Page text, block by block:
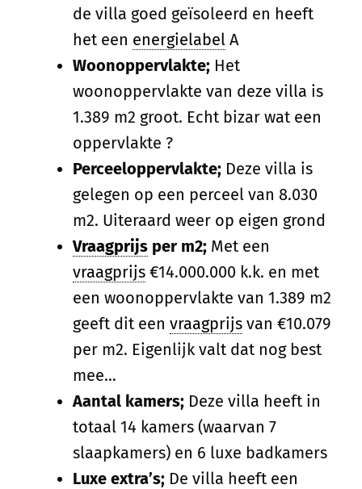
de villa goed geïsoleerd en heeft
het een energielabel A
Woonoppervlakte; Het
woonoppervlakte van deze villa is
1.389 m2 groot. Echt bizar wat een
oppervlakte ?
Perceeloppervlakte; Deze villa is
gelegen op een perceel van 8.030
m2. Uiteraard weer op eigen grond
Vraagprijs per m2; Met een
vraagprijs €14.000.000 k.k. en met
een woonoppervlakte van 1.389 m2
geeft dit een vraagprijs van €10.079
per m2. Eigenlijk valt dat nog best
mee…
Aantal kamers; Deze villa heeft in
totaal 14 kamers (waarvan 7
slaapkamers) en 6 luxe badkamers
Luxe extra’s; De villa heeft een